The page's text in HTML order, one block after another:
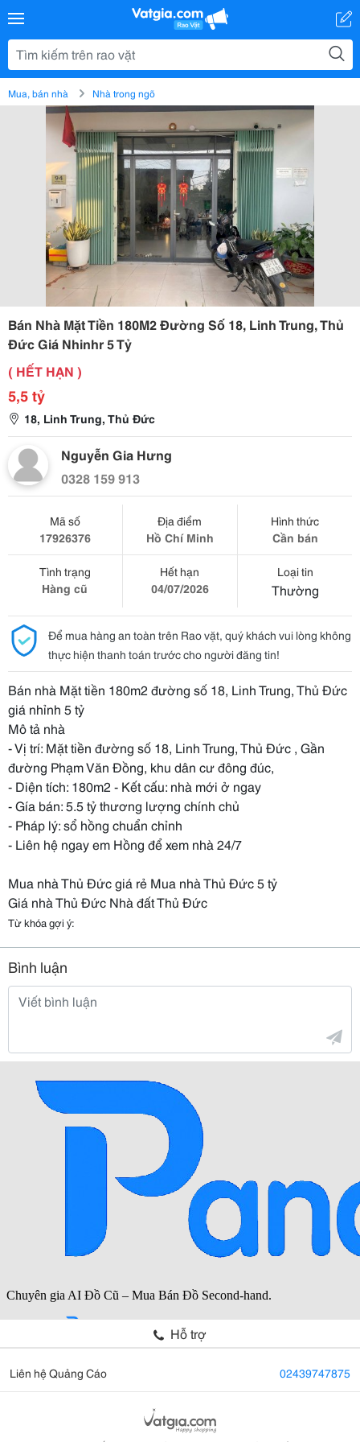
Mua, bán nhà Nhà trong ngõ
Bán Nhà Mặt Tiền 180M2 Đường Số 18, Linh Trung, Thủ
Đức Giá Nhinhr 5 Tỷ
( HẾT HẠN )
5,5 tỷ
18, Linh Trung, Thủ Đức
Nguyễn Gia Hưng
0328 159 913
Mã số
17926376
Địa điểm
Hồ Chí Minh
Hình thức
Cần bán
Tình trạng
Hàng cũ
Hết hạn
04/07/2026
Loại tin
Thường
Để mua hàng an toàn trên Rao vặt, quý khách vui lòng không
thực hiện thanh toán trước cho người đăng tin!
Bán nhà Mặt tiền 180m2 đường số 18, Linh Trung, Thủ Đức
giá nhỉnh 5 tỷ
Mô tả nhà
- Vị trí: Mặt tiền đường số 18, Linh Trung, Thủ Đức , Gần
đường Phạm Văn Đồng, khu dân cư đông đúc,
- Diện tích: 180m2 - Kết cấu: nhà mới ở ngay
- Gía bán: 5.5 tỷ thương lượng chính chủ
- Pháp lý: sổ hồng chuẩn chỉnh
- Liên hệ ngay em Hồng để xem nhà 24/7
Mua nhà Thủ Đức giá rẻ Mua nhà Thủ Đức 5 tỷ
Giá nhà Thủ Đức Nhà đất Thủ Đức
Từ khóa gợi ý:
Bình luận
Hỗ trợ
Liên hệ Quảng Cáo 02439747875